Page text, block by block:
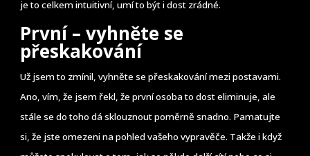
je to celkem intuitivní, umí to být i dost zrádné.
První – vyhněte se
přeskakování
Už jsem to zmínil, vyhněte se přeskakování mezi postavami.
Ano, vím, že jsem řekl, že první osoba to dost eliminuje, ale
stále se do toho dá sklouznout poměrně snadno. Pamatujte
si, že jste omezeni na pohled vašeho vypravěče. Takže i když